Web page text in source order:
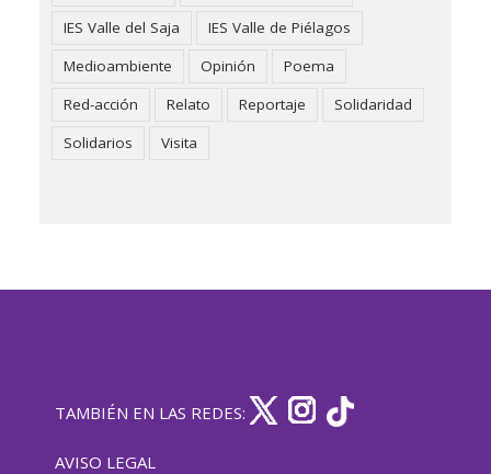
IES Valle del Saja
IES Valle de Piélagos
Medioambiente
Opinión
Poema
Red-acción
Relato Reportaje
Solidaridad
Solidarios
Visita
TAMBIÉN EN LAS REDES:
AVISO LEGAL